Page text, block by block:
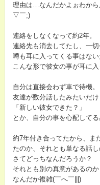
理由は…なんだかよぉわか
▽￣;)
連絡をしなくなって約2年。
連絡先も消去してたし、一切
噂も耳に入ってくる事はな
こんな形で彼女の事が耳に入
自分は直接会わず車で待機。
友達が数分話したみたいだ
「新しい彼女できた？」
とか、自分の事を心配して
約7年付き合ってたから、ま
たのか、それとも単なる話
さてどっちなんだろうか？
それとも別の真意があるのか
なんだか複雑(￣へ￣|||)